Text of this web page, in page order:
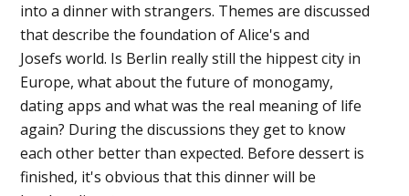
into a dinner with strangers. Themes are discussed
that describe the foundation of Alice's and
Josefs world. Is Berlin really still the hippest city in
Europe, what about the future of monogamy,
dating apps and what was the real meaning of life
again? During the discussions they get to know
each other better than expected. Before dessert is
finished, it's obvious that this dinner will be